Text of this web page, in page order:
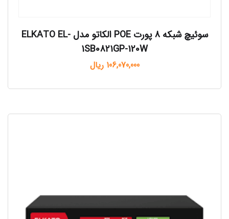
سوئیچ شبکه 8 پورت POE الکاتو مدل ELKATO EL-
1SB0821GP-120W
106,070,000 ریال